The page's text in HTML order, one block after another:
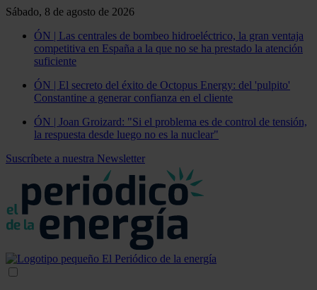
Sábado, 8 de agosto de 2026
ÓN | Las centrales de bombeo hidroeléctrico, la gran ventaja
competitiva en España a la que no se ha prestado la atención
suficiente
ÓN | El secreto del éxito de Octopus Energy: del 'pulpito'
Constantine a generar confianza en el cliente
ÓN | Joan Groizard: "Si el problema es de control de tensión,
la respuesta desde luego no es la nuclear"
Suscríbete a nuestra Newsletter